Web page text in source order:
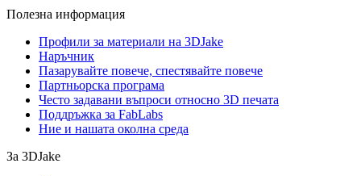
Полезна информация
Профили за материали на 3DJake
Наръчник
Пазарувайте повече, спестявайте повече
Партньорска програма
Често задавани въпроси относно 3D печата
Поддръжка за FabLabs
Ние и нашата околна среда
За 3DJake